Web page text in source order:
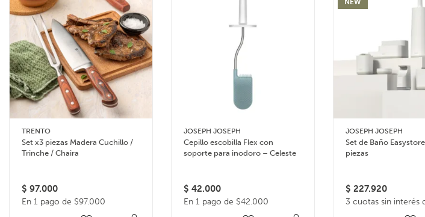
TRENTO
Set x3 piezas Madera Cuchillo /
Trinche / Chaira
$ 97.000
En 1 pago de $97.000
JOSEPH JOSEPH
Cepillo escobilla Flex con
soporte para inodoro – Celeste
$ 42.000
En 1 pago de $42.000
JOSEPH JOSEPH
Set de Baño
piezas
$ 227.920
3 cuotas sin interés